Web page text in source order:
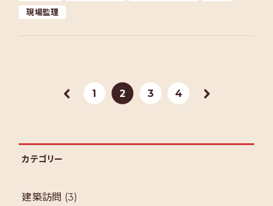
現場監理
« 1 2 3 4 »
カテゴリー
建築訪問 (3)